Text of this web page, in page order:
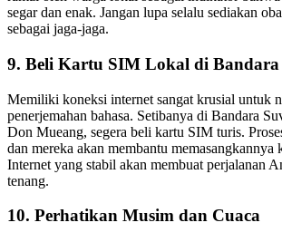
segar dan enak. Jangan lupa selalu sediakan
sebagai jaga-jaga.
9. Beli Kartu SIM Lokal di Bandara
Memiliki koneksi internet sangat krusial untuk
penerjemahan bahasa. Setibanya di Bandara
Don Mueang, segera beli kartu SIM turis.
dan mereka akan membantu memasangkannya
Internet yang stabil akan membuat perjalanan
tenang.
10. Perhatikan Musim dan Cuaca